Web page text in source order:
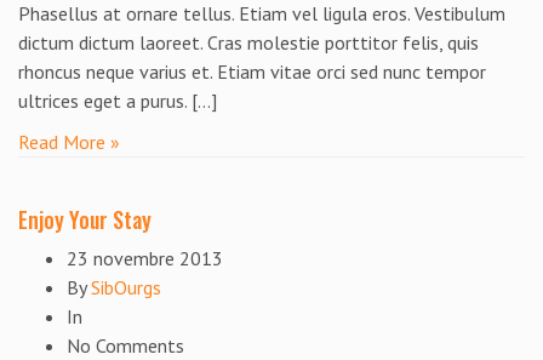
Phasellus at ornare tellus. Etiam vel ligula eros. Vestibulum
dictum dictum laoreet. Cras molestie porttitor felis, quis
rhoncus neque varius et. Etiam vitae orci sed nunc tempor
ultrices eget a purus. […]
Read More »
Enjoy Your Stay
23 novembre 2013
BySibOurgs
In
No Comments